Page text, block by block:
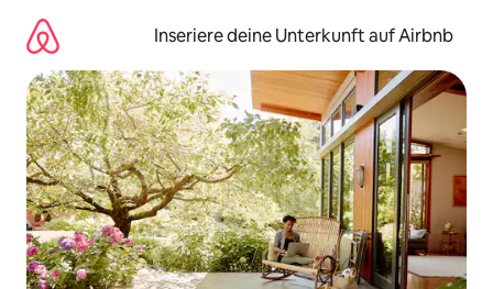
Inhalten
springen
Inseriere deine Unterkunft auf Airbnb